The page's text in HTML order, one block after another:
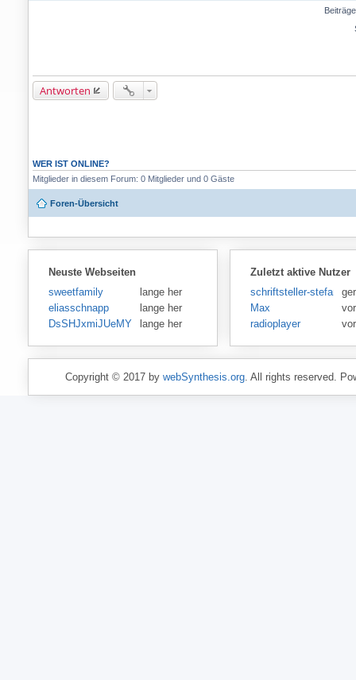
Antworten
WER IST ONLINE?
Mitglieder in diesem Forum: 0 Mitglieder und 0 Gäste
Foren-Übersicht
Neuste Webseiten
sweetfamily
lange her
eliasschnapp
lange her
DsSHJxmiJUeMY
lange her
Zuletzt aktive Nutzer
schriftsteller-stefansen
Max
radioplayer
Copyright © 2017 by webSynthesis.org. All rights reserved.